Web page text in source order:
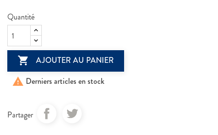
Quantité
 AJOUTER AU PANIER
 Derniers articles en stock
Partager